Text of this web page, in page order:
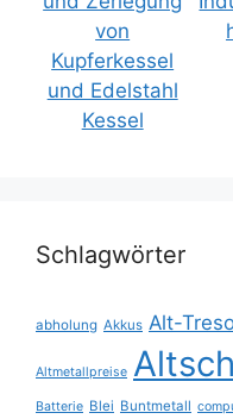
Schlagwörter
abholung Akkus Alt-
Altmetallpreise
Batterie Blei Buntmetall